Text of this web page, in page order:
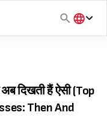
हिंदी
दिखती हैं ऐसी (Top
Then And